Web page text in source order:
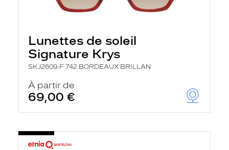
Lunettes de soleil
Signature Krys
SKJ2609-F 742 BORDEAUX BRILLAN
À partir de
69,00 €